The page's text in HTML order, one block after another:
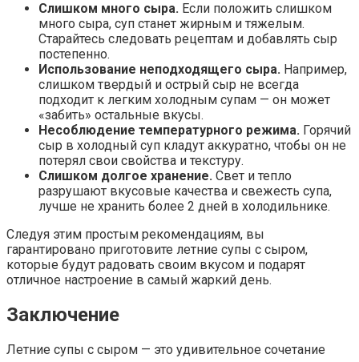
Слишком много сыра. Если положить слишком
много сыра, суп станет жирным и тяжелым.
Старайтесь следовать рецептам и добавлять сыр
постепенно.
Использование неподходящего сыра. Например,
слишком твердый и острый сыр не всегда
подходит к легким холодным супам — он может
«забить» остальные вкусы.
Несоблюдение температурного режима. Горячий
сыр в холодный суп кладут аккуратно, чтобы он не
потерял свои свойства и текстуру.
Слишком долгое хранение. Свет и тепло
разрушают вкусовые качества и свежесть супа,
лучше не хранить более 2 дней в холодильнике.
Следуя этим простым рекомендациям, вы
гарантировано приготовите летние супы с сыром,
которые будут радовать своим вкусом и подарят
отличное настроение в самый жаркий день.
Заключение
Летние супы с сыром — это удивительное сочетание